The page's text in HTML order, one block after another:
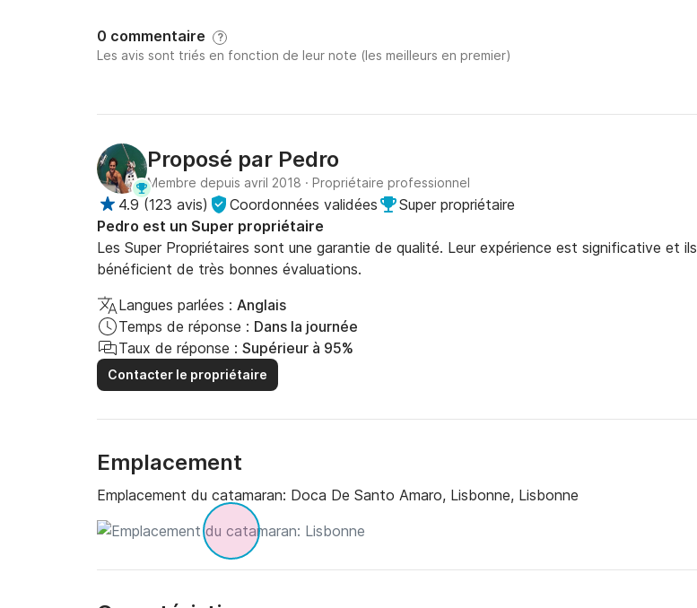
0 commentaire ?
Les avis sont triés en fonction de leur note (les meilleurs en premier)
Proposé par Pedro
Membre depuis avril 2018 · Propriétaire professionnel
4.9 (123 avis) Coordonnées validées
Super propriétaire
Pedro est un Super propriétaire
Les Super Propriétaires sont une garantie de qualité. Leur expérience est significative et ils
bénéficient de très bonnes évaluations.
Langues parlées : Anglais
Temps de réponse : Dans la journée
Taux de réponse : Supérieur à 95%
Contacter le propriétaire
Emplacement
Emplacement du catamaran: Doca De Santo Amaro, Lisbonne, Lisbonne